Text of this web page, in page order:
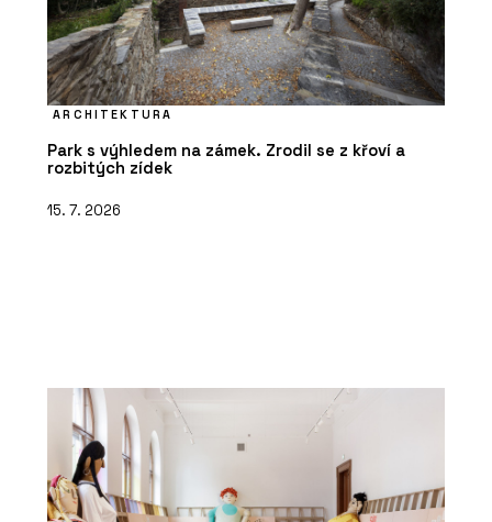
ARCHITEKTURA
Park s výhledem na zámek. Zrodil se z křoví a
rozbitých zídek
15. 7. 2026